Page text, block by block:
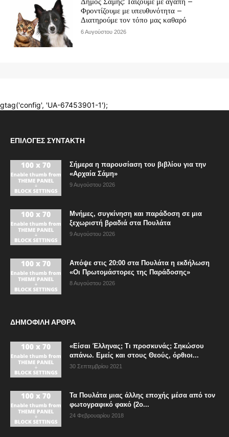
ΕΠΙΛΟΓΈΣ ΣΥΝΤΆΚΤΗ
Σήμερα η παρουσίαση του βιβλίου για την
«Αρχαία Σάμη»
9 Αυγούστου 2026
Μνήμες, συγκίνηση και παράδοση σε μια
ξεχωριστή βραδιά στα Πουλάτα
9 Αυγούστου 2026
Απόψε στις 20:00 στα Πουλάτα η εκδήλωση
«Οι Πρωτομάστορες της Παράδοσης»
8 Αυγούστου 2026
ΔΗΜΟΦΙΛΗ ΑΡΘΡΑ
«Είσαι Έλληνας; Τι προσκυνάς; Σηκώσου
απάνω. Εμείς και στους Θεούς, όρθιοι...
30 Σεπτεμβρίου 2021
Τα Πουλάτα μιας άλλης εποχής μέσα από τον
φωτογραφικό φακό (2ο...
24 Φεβρουαρίου 2018